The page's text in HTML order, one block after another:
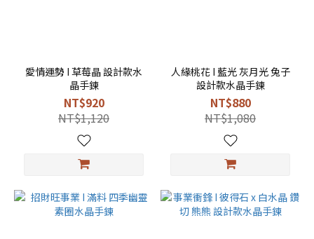
愛情運勢 I 草莓晶 設計款水
晶手鍊
NT$920
NT$1,120
人緣桃花 I 藍光 灰月光 兔子
設計款水晶手鍊
NT$880
NT$1,080